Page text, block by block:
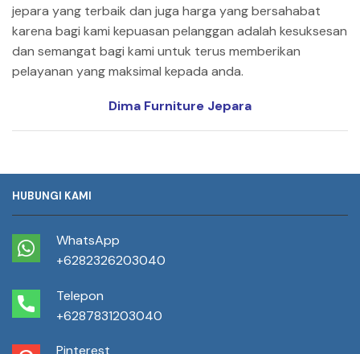
jepara yang terbaik dan juga harga yang bersahabat
karena bagi kami kepuasan pelanggan adalah kesuksesan
dan semangat bagi kami untuk terus memberikan
pelayanan yang maksimal kepada anda.
Dima Furniture Jepara
HUBUNGI KAMI
WhatsApp
+6282326203040
Telepon
+6287831203040